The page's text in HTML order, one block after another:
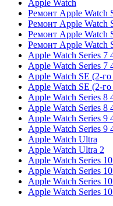
Apple Watch
Ремонт Apple Watch
Ремонт Apple Watch
Ремонт Apple Watch
Ремонт Apple Watch
Apple Watch Series 7
Apple Watch Series 7
Apple Watch SE (2-
Apple Watch SE (2-
Apple Watch Series 8
Apple Watch Series 8
Apple Watch Series 9
Apple Watch Series 9
Apple Watch Ultra
Apple Watch Ultra 2
Apple Watch Series
Apple Watch Series
Apple Watch Series
Apple Watch Series